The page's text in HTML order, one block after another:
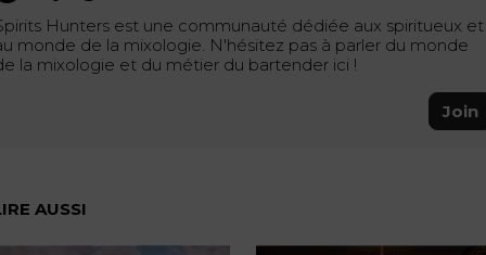
Hunters est une communauté dédiée aux spiritueux et
monde de la mixologie. N'hésitez pas à parler du monde
la mixologie et du métier du bartender ici !
Join
AUSSI